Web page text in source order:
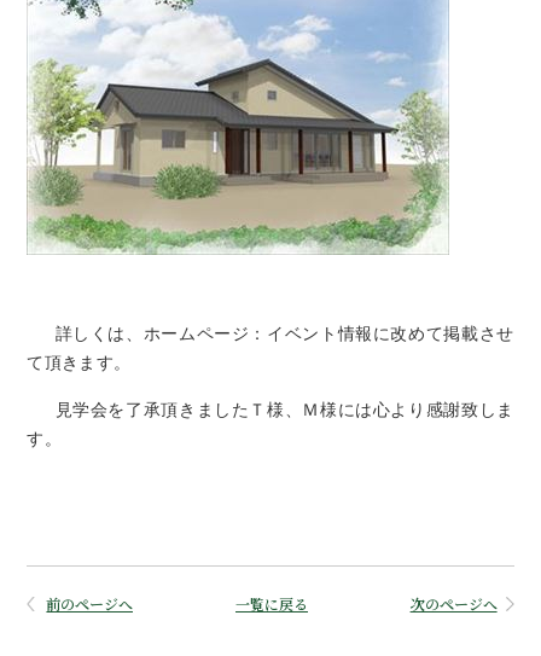
詳しくは、ホームページ：イベント情報に改めて掲載させ
て頂きます。
見学会を了承頂きましたＴ様、Ｍ様には心より感謝致しま
す。
前のページへ 一覧に戻る 次のページへ